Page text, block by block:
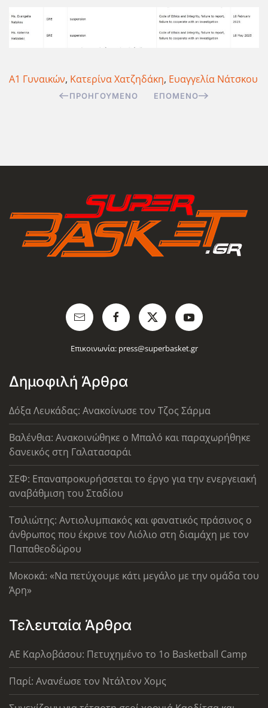
Α1 Γυναικών, Κατερίνα Χατζηδάκη, Ευαγγελία Νάτσκου
ΠΡΟΗΓΟΎΜΕΝΟ ΕΠΌΜΕΝΟ
Επικοινωνία: press@superbasket.gr
Δημοφιλή Άρθρα
Δόξα Λευκάδας: Ανακοίνωσε τον Τζος Σάρμα
Βαλένθια: Ανακοινώθηκε ο Μπαλό και παραχωρήθηκε
δανεικός στη Γαλατασαράι
ΣΕΦ: Επαναπροκυρήσσεται το έργο για την ενεργειακή
αναβάθμιση του Σταδίου
Τσιλιώτης: Αντιολυμπιακός και φανατικός πράσινος ο
άνθρωπος που έκρινε τον Λιόλιο στη διαμάχη με τον
Παπαθεοδώρου
Μοκοκά: «Να πετύχουμε κάτι μεγάλο με την ομάδα του
Άρη»
Τελευταία Άρθρα
ΑΕ Καρλοβάσου: Πετυχημένο το 1ο Basketball Camp
Παρί: Ανανέωσε τον Ντάλτον Χομς